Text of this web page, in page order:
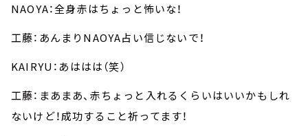
NAOYA：全身赤はちょっと怖いな！
工藤：あんまりNAOYA占い信じないで！
KAIRYU：あははは（笑）
工藤：まあまあ、赤ちょっと入れるくらいはいいかもしれ
ないけど！成功すること祈ってます！